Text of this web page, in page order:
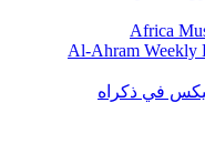
Africa
Al-Ahram Weekly
في ذكراه